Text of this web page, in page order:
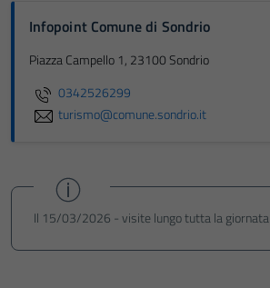
Infopoint Comune di Sondrio
Piazza Campello 1, 23100 Sondrio
0342526299
turismo@comune.sondrio.it
Il 15/03/2026 - visite lungo tutta la giornata